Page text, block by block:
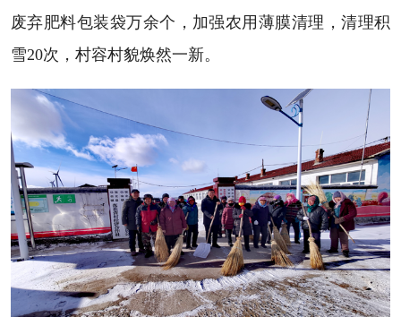
废弃肥料包装袋万余个，加强农用薄膜清理，清理积
雪20次，村容村貌焕然一新。